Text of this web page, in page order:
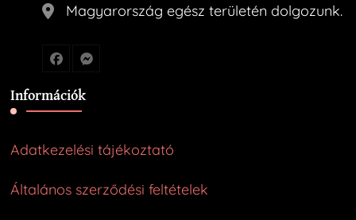
Magyarország egész területén dolgozunk.
Információk
Adatkezelési tájékoztató
Általános szerződési feltételek